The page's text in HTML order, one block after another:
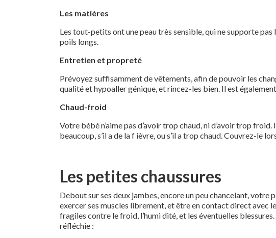
Les matières
Les tout-petits ont une peau très sensible, qui ne supporte
poils longs.
Entretien et propreté
Prévoyez suffisamment de vêtements, afin de pouvoir les
qualité et hypoaller génique, et rincez-les bien. Il est
Chaud-froid
Votre bébé n’aime pas d’avoir trop chaud, ni d’avoir trop
beaucoup, s’il a de la f ièvre, ou s’il a trop chaud. Couvrez-le
Les petites chaussures
Debout sur ses deux jambes, encore un peu chancelant,
exercer ses muscles librement, et être en contact direct avec
fragiles contre le froid, l’humi dité, et les éventuelles
réfléchie :